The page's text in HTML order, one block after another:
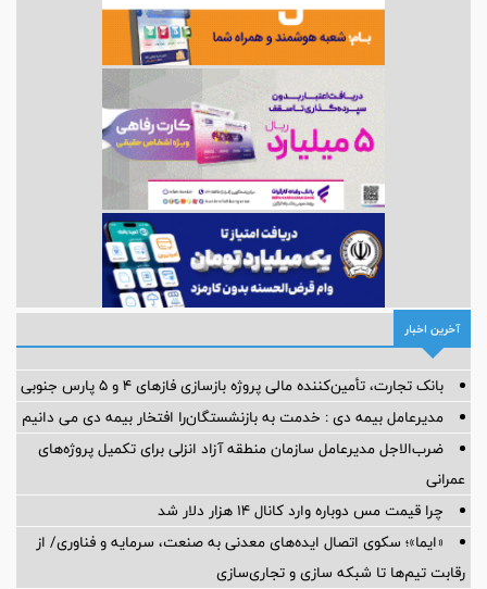
آخرین اخبار
بانک تجارت، تأمین‌کننده مالی پروژه بازسازی فازهای ۴ و ۵ پارس جنوبی
مدیرعامل بیمه دی : خدمت به بازنشستگان‌را افتخار بیمه دی می دانیم
ضرب‌الاجل مدیرعامل سازمان منطقه آزاد انزلی برای تكمیل پروژه‌های
عمرانی
چرا قیمت مس دوباره وارد کانال ۱۴ هزار دلار شد
«ایما»؛ سکوی اتصال ایده‌های معدنی به صنعت، سرمایه و فناوری/ از
رقابت تیم‌ها تا شبکه سازی و تجاری‌سازی